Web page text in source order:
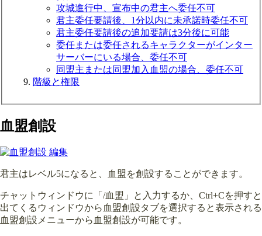
攻城進行中、宣布中の君主へ委任不可
君主委任要請後、1分以内に未承諾時委任不可
君主委任要請後の追加要請は3分後に可能
委任または委任されるキャラクターがインター
サーバーにいる場合、委任不可
同盟主または同盟加入血盟の場合、委任不可
階級と権限
血盟創設
君主はレベル5になると、血盟を創設することができます。
チャットウィンドウに「/血盟」と入力するか、Ctrl+Cを押すと
出てくるウィンドウから血盟創設タブを選択すると表示される
血盟創設メニューから血盟創設が可能です。